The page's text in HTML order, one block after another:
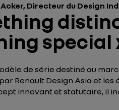
Directeur du Design
special
de série destiné au
Renault Design Asia et les
innovant et statutaire, il